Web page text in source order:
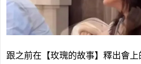
跟之前在【玫瑰的故事】釋出會